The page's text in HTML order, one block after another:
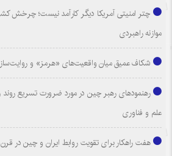
چتر امنیتی آمریکا دیگر کارآمد نیست؛ چرخش
موازنه راهبردی
شکاف عمیق میان واقعیت‌های «هرمز» و
رهنمودهای رهبر چین در مورد ضرورت تسریع روند
علم و فناوری
هفت راهکار برای تقویت روابط ایران و چین در قرن ۲۱